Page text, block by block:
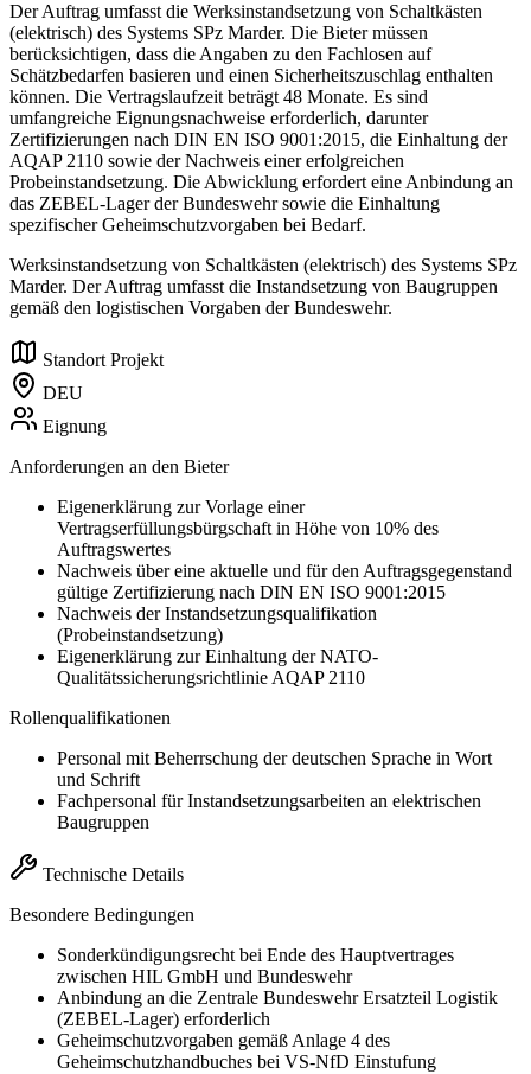
Der Auftrag umfasst die Werksinstandsetzung von Schaltkästen
(elektrisch) des Systems SPz Marder. Die Bieter müssen
berücksichtigen, dass die Angaben zu den Fachlosen auf
Schätzbedarfen basieren und einen Sicherheitszuschlag enthalten
können. Die Vertragslaufzeit beträgt 48 Monate. Es sind
umfangreiche Eignungsnachweise erforderlich, darunter
Zertifizierungen nach DIN EN ISO 9001:2015, die Einhaltung der
AQAP 2110 sowie der Nachweis einer erfolgreichen
Probeinstandsetzung. Die Abwicklung erfordert eine Anbindung an
das ZEBEL-Lager der Bundeswehr sowie die Einhaltung
spezifischer Geheimschutzvorgaben bei Bedarf.
Werksinstandsetzung von Schaltkästen (elektrisch) des Systems SPz
Marder. Der Auftrag umfasst die Instandsetzung von Baugruppen
gemäß den logistischen Vorgaben der Bundeswehr.
Standort Projekt
DEU
Eignung
Anforderungen an den Bieter
Eigenerklärung zur Vorlage einer
Vertragserfüllungsbürgschaft in Höhe von 10% des
Auftragswertes
Nachweis über eine aktuelle und für den Auftragsgegenstand
gültige Zertifizierung nach DIN EN ISO 9001:2015
Nachweis der Instandsetzungsqualifikation
(Probeinstandsetzung)
Eigenerklärung zur Einhaltung der NATO-
Qualitätssicherungsrichtlinie AQAP 2110
Rollenqualifikationen
Personal mit Beherrschung der deutschen Sprache in Wort
und Schrift
Fachpersonal für Instandsetzungsarbeiten an elektrischen
Baugruppen
Technische Details
Besondere Bedingungen
Sonderkündigungsrecht bei Ende des Hauptvertrages
zwischen HIL GmbH und Bundeswehr
Anbindung an die Zentrale Bundeswehr Ersatzteil Logistik
(ZEBEL-Lager) erforderlich
Geheimschutzvorgaben gemäß Anlage 4 des
Geheimschutzhandbuches bei VS-NfD Einstufung